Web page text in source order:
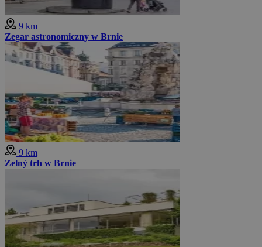
9 km
Zegar astronomiczny w Brnie
9 km
Zelný trh w Brnie